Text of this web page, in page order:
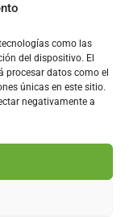
como las
del dispositivo. El
procesar datos como el
únicas en este sitio.
negativamente a
reservados.